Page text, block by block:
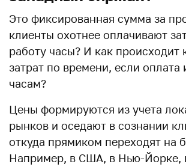
Это фиксированная сумма за
клиенты охотнее оплачивают
работу часы? И как происходит
затрат по времени, если оплата
часам?
Цены формируются из учета
рынков и оседают в сознании
откуда прямиком переходят на
Например, в США, в Нью-Йорке,